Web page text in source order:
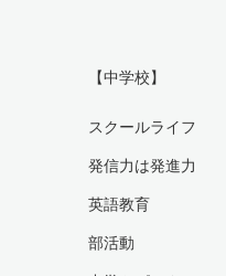
【中学校】
スクールライフ
発信力は発進力
英語教育
部活動